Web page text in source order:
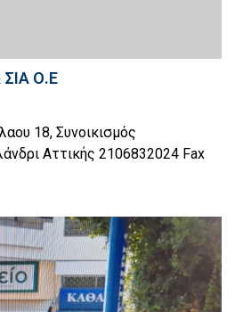
ΣΙΑ Ο.Ε
18, Συνοικισμός
Αττικής 2106832024 Fax